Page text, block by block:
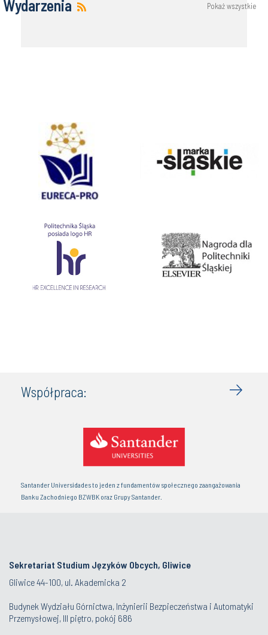
Wydarzenia Pokaż wszystkie
Współpraca:
Santander Universidades to jeden z fundamentów społecznego zaangażowania
Banku Zachodniego BZWBK oraz Grupy Santander.
Sekretariat Studium Języków Obcych, Gliwice
Gliwice 44-100, ul. Akademicka 2
Budynek Wydziału Górnictwa, Inżynierii Bezpieczeństwa i Automatyki
Przemysłowej, III piętro, pokój 686